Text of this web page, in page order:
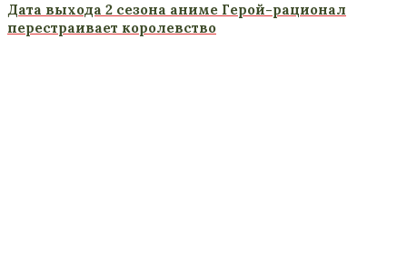
Дата выхода 2 сезона аниме Герой-рационал
перестраивает королевство